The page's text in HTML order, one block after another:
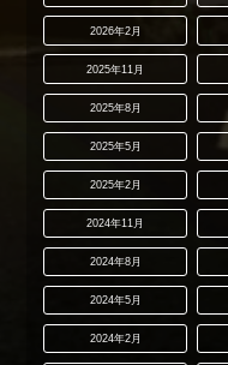
2026年2月
2025年11月
2025年8月
2025年5月
2025年2月
2024年11月
2024年8月
2024年5月
2024年2月